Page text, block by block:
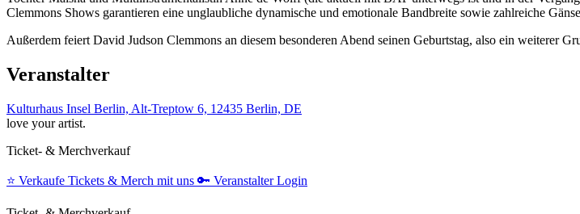
Clemmons Shows garantieren eine unglaubliche dynamische und emotionale Bandbreite sowie zahlreiche
Außerdem feiert David Judson Clemmons an diesem besonderen Abend seinen Geburtstag, also ein weiterer
Veranstalter
Kulturhaus Insel Berlin, Alt-Treptow 6, 12435 Berlin, DE
love your artist.
Ticket- & Merchverkauf
⭐️ Verkaufe Tickets & Merch mit uns 🔑 Veranstalter Login